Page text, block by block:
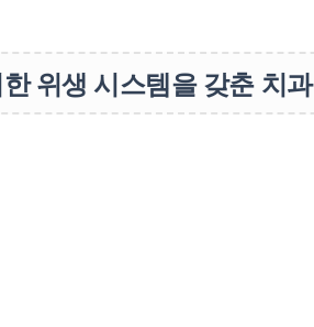
위생 시스템을 갖춘 치과